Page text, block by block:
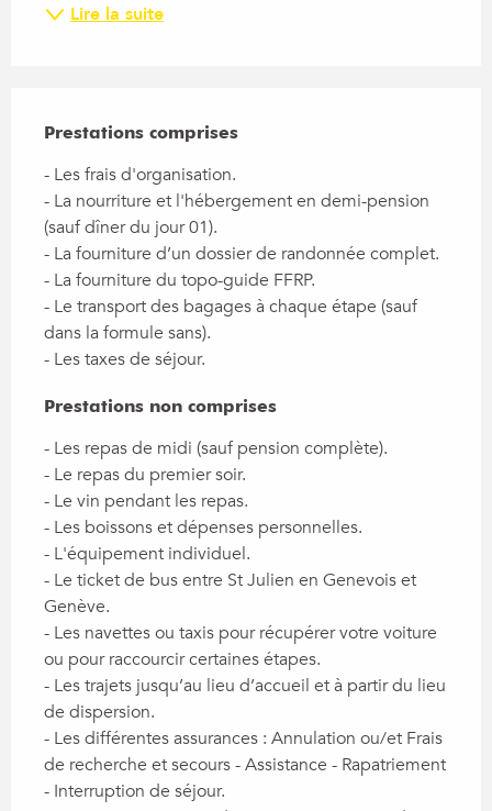
Lire la suite
Prestations comprises
Prestations comprises
- Les frais d'organisation.
- La nourriture et l'hébergement en demi-pension
(sauf dîner du jour 01).
- La fourniture d’un dossier de randonnée complet.
- La fourniture du topo-guide FFRP.
- Le transport des bagages à chaque étape (sauf
dans la formule sans).
- Les taxes de séjour.
Prestations non comprises
Prestations non comprises
- Les repas de midi (sauf pension complète).
- Le repas du premier soir.
- Le vin pendant les repas.
- Les boissons et dépenses personnelles.
- L'équipement individuel.
- Le ticket de bus entre St Julien en Genevois et
Genève.
- Les navettes ou taxis pour récupérer votre voiture
ou pour raccourcir certaines étapes.
- Les trajets jusqu’au lieu d’accueil et à partir du lieu
de dispersion.
- Les différentes assurances : Annulation ou/et Frais
de recherche et secours - Assistance - Rapatriement
- Interruption de séjour.